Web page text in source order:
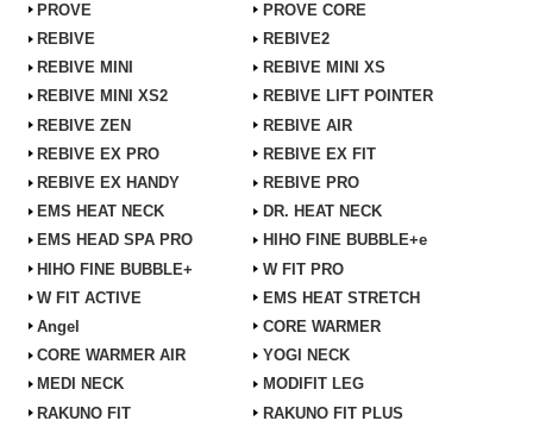
PROVE
PROVE CORE
REBIVE
REBIVE2
REBIVE MINI
REBIVE MINI XS
REBIVE MINI XS2
REBIVE LIFT POINTER
REBIVE ZEN
REBIVE AIR
REBIVE EX PRO
REBIVE EX FIT
REBIVE EX HANDY
REBIVE PRO
EMS HEAT NECK
DR. HEAT NECK
EMS HEAD SPA PRO
HIHO FINE BUBBLE+e
HIHO FINE BUBBLE+
W FIT PRO
W FIT ACTIVE
EMS HEAT STRETCH
Angel
CORE WARMER
CORE WARMER AIR
YOGI NECK
MEDI NECK
MODIFIT LEG
RAKUNO FIT
RAKUNO FIT PLUS